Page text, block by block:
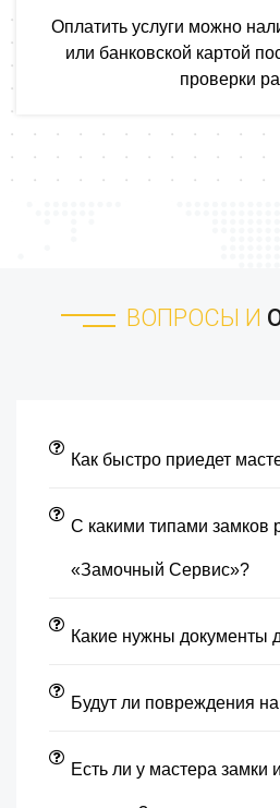
Оплатить услуги можно
или банковской картой
проверки
ВОПРОСЫ И
Как быстро приедет
С какими типами замков
«Замочный Сервис»?
Какие нужны документы
Будут ли повреждения
Есть ли у мастера замки